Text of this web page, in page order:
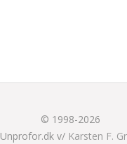
© 1998-2026
Unprofor.dk v/ Karsten F.